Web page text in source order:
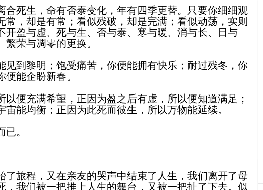
合死生，命有否泰变化，年有四季更替。只要你细细观
常，却是有常；看似残破，却是完满；看似动荡，实则
开盈与虚、死与生、否与泰、寒与暖、消与长、日与
荣与凋零的更换。
见到黎明；饱受痛苦，你便能拥有快乐；耐过残冬，你
能企盼新春。
以便充满希望，正因为盈之后有虚，所以便知道满足；
能均衡；正因为此死而彼生，所以万物能延续。
。
了旅程，又在亲友的哭声中结束了人生，我们离开了母
，我们被一把推上人生的舞台，又被一把扯了下去。似